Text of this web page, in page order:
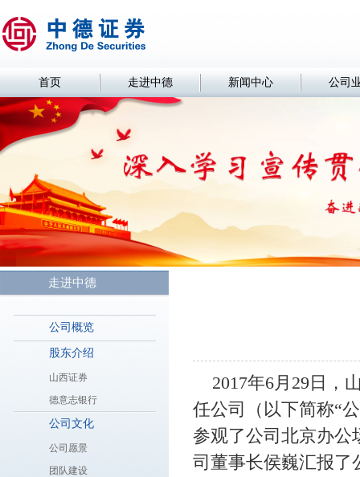
首页 走进中德 新闻中心 公司
走进中德
公司概览
股东介绍
山西证券
德意志银行
公司文化
公司愿景
团队建设
2017年6月29日，
任公司（以下简称“
参观了公司北京办公
司董事长侯巍汇报了